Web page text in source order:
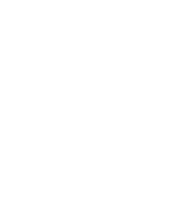
l’amélioration et la
ont été collectées.
d’une commande, ou de votre
de l’envoi d’une newsletter —,
mail ainsi que de vos
nous communiquer votre date
supprimons les données de